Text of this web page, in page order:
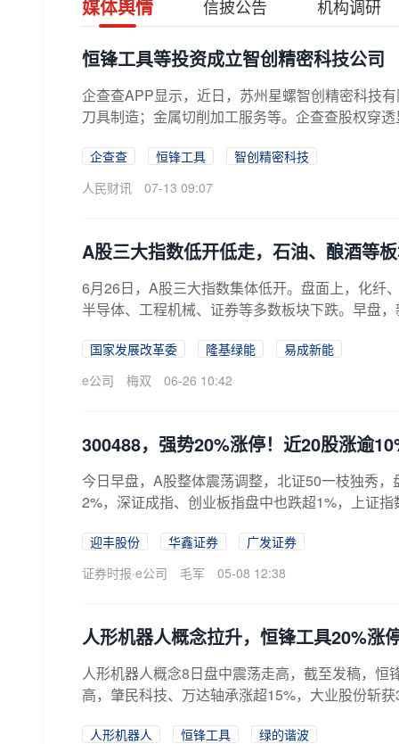
媒体舆情 信披公告 机构调研
恒锋工具等投资成立智创精密科技公司
企查查APP显示，近日，苏州星螺智创精密科技
刀具制造；金属切削加工服务等。企查查股权穿
企查查 恒锋工具
智创精密科技
人民财讯
07-13 09:07
A股三大指数低开低走，石油、酿酒等
6月26日，A股三大指数集体低开。盘面上，化纤
半导体、工程机械、证券等多数板块下跌。早盘
国家发展改革委 隆基绿能
易成新能
e公司
梅双 06-26 10:42
300488，强势20%涨停！近20股涨逾
今日早盘，A股整体震荡调整，北证50一枝独秀
2%，深证成指、创业板指盘中也跌超1%，上证
迎丰股份 华鑫证券
广发证券
证券时报·e公司
毛军 05-08 12:38
人形机器人概念拉升，恒锋工具20%涨
人形机器人概念8日盘中震荡走高，截至发稿，
高，肇民科技、万达轴承涨超15%，大业股份斩
人形机器人 恒锋工具
绿的谐波